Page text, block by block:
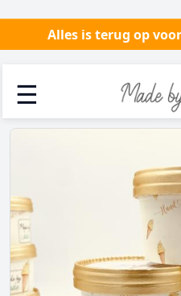
Alles is terug op
☰